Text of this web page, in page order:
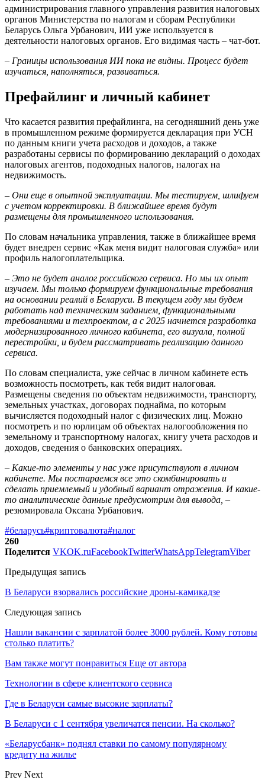
администрирования главного управления развития налоговых
органов Министерства по налогам и сборам Республики
Беларусь Ольга Урбанович, ИИ уже используется в
деятельности налоговых органов. Его видимая часть – чат-бот.
– Границы использования ИИ пока не видны. Процесс будет
изучаться, наполняться, развиваться.
Префайлинг и личный кабинет
Что касается развития префайлинга, на сегодняшний день уже
в промышленном режиме формируется декларация при УСН
по данным книги учета расходов и доходов, а также
разработаны сервисы по формированию деклараций о доходах
налоговых агентов, подоходных налогов, налогах на
недвижимость.
– Они еще в опытной эксплуатации. Мы тестируем, шлифуем
с учетом корректировки. В ближайшее время будут
размещены для промышленного использования.
По словам начальника управления, также в ближайшее время
будет внедрен сервис «Как меня видит налоговая служба» или
профиль налогоплательщика.
– Это не будет аналог российского сервиса. Но мы их опыт
изучаем. Мы только формируем функциональные требования
на основании реалий в Беларуси. В текущем году мы будем
работать над техническим заданием, функциональными
требованиями и техпроектом, а с 2025 начнется разработка
модернизированного личного кабинета, его визуала, полной
перестройки, и будем рассматривать реализацию данного
сервиса.
По словам специалиста, уже сейчас в личном кабинете есть
возможность посмотреть, как тебя видит налоговая.
Размещены сведения по объектам недвижимости, транспорту,
земельных участках, договорах поднайма, по которым
вычисляется подоходный налог с физических лиц. Можно
посмотреть и по юрлицам об объектах налогообложения по
земельному и транспортному налогах, книгу учета расходов и
доходов, сведения о банковских операциях.
– Какие-то элементы у нас уже присутствуют в личном
кабинете. Мы постараемся все это скомбинировать и
сделать приемлемый и удобный вариант отражения. И какие-
то аналитические данные предусмотрим для вывода, –
резюмировала Оксана Урбанович.
#беларусь#криптовалюта#налог
260
Поделится VKOK.ruFacebookTwitterWhatsAppTelegramViber
Предыдущая запись
В Беларуси взорвались российские дроны-камикадзе
Следующая запись
Нашли вакансии с зарплатой более 3000 рублей. Кому готовы
столько платить?
Вам также могут понравиться Еще от автора
Технологии в сфере клиентского сервиса
Где в Беларуси самые высокие зарплаты?
В Беларуси с 1 сентября увеличатся пенсии. На сколько?
«Беларусбанк» поднял ставки по самому популярному
кредиту на жилье
Prev Next